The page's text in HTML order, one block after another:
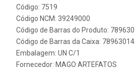
Código: 7519
Código NCM: 39249000
Código de Barras do Produto:
Código de Barras da Caixa:
Embalagem: UN C/1
Fornecedor: MAGO ARTEFATOS